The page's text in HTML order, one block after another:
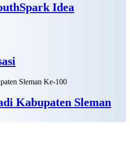
Idea
Kabupaten Sleman